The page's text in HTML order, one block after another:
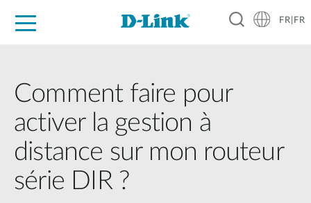
FR|FR
Comment faire pour
activer la gestion à
distance sur mon routeur
série DIR ?